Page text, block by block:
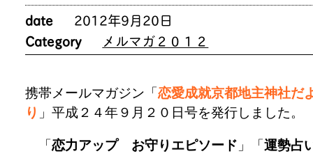
date
2012年9月20日
Category
メルマガ２０１２
携帯メールマガジン「恋愛成就京都地主神社だ
り 」平成２４年９月２０日号を発行しました。
「恋力アップ お守りエピソード 」「運勢占